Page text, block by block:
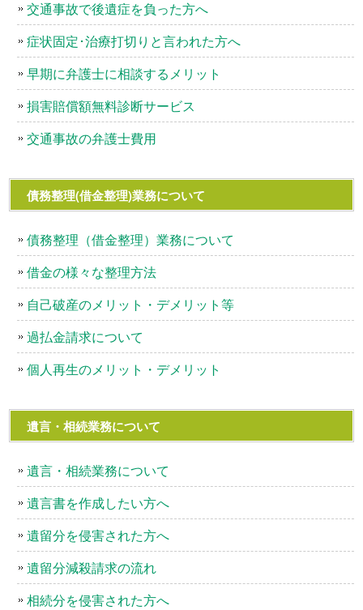
交通事故で後遺症を負った方へ
症状固定･治療打切りと言われた方へ
早期に弁護士に相談するメリット
損害賠償額無料診断サービス
交通事故の弁護士費用
債務整理(借金整理)業務について
債務整理（借金整理）業務について
借金の様々な整理方法
自己破産のメリット・デメリット等
過払金請求について
個人再生のメリット・デメリット
遺言・相続業務について
遺言・相続業務について
遺言書を作成したい方へ
遺留分を侵害された方へ
遺留分減殺請求の流れ
相続分を侵害された方へ